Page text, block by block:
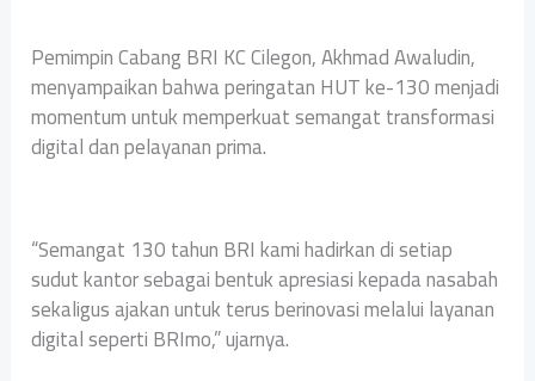
Pemimpin Cabang BRI KC Cilegon, Akhmad Awaludin,
menyampaikan bahwa peringatan HUT ke-130 menjadi
momentum untuk memperkuat semangat transformasi
digital dan pelayanan prima.
“Semangat 130 tahun BRI kami hadirkan di setiap
sudut kantor sebagai bentuk apresiasi kepada nasabah
sekaligus ajakan untuk terus berinovasi melalui layanan
digital seperti BRImo,” ujarnya.